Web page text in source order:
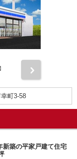
町3-58
新築の平家戸建て住宅